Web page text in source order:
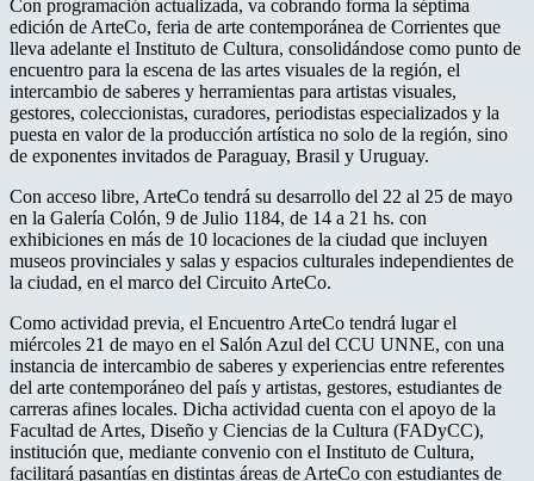
Con programación actualizada, va cobrando forma la séptima
edición de ArteCo, feria de arte contemporánea de Corrientes que
lleva adelante el Instituto de Cultura, consolidándose como punto de
encuentro para la escena de las artes visuales de la región, el
intercambio de saberes y herramientas para artistas visuales,
gestores, coleccionistas, curadores, periodistas especializados y la
puesta en valor de la producción artística no solo de la región, sino
de exponentes invitados de Paraguay, Brasil y Uruguay.
Con acceso libre, ArteCo tendrá su desarrollo del 22 al 25 de mayo
en la Galería Colón, 9 de Julio 1184, de 14 a 21 hs. con
exhibiciones en más de 10 locaciones de la ciudad que incluyen
museos provinciales y salas y espacios culturales independientes de
la ciudad, en el marco del Circuito ArteCo.
Como actividad previa, el Encuentro ArteCo tendrá lugar el
miércoles 21 de mayo en el Salón Azul del CCU UNNE, con una
instancia de intercambio de saberes y experiencias entre referentes
del arte contemporáneo del país y artistas, gestores, estudiantes de
carreras afines locales. Dicha actividad cuenta con el apoyo de la
Facultad de Artes, Diseño y Ciencias de la Cultura (FADyCC),
institución que, mediante convenio con el Instituto de Cultura,
facilitará pasantías en distintas áreas de ArteCo con estudiantes de